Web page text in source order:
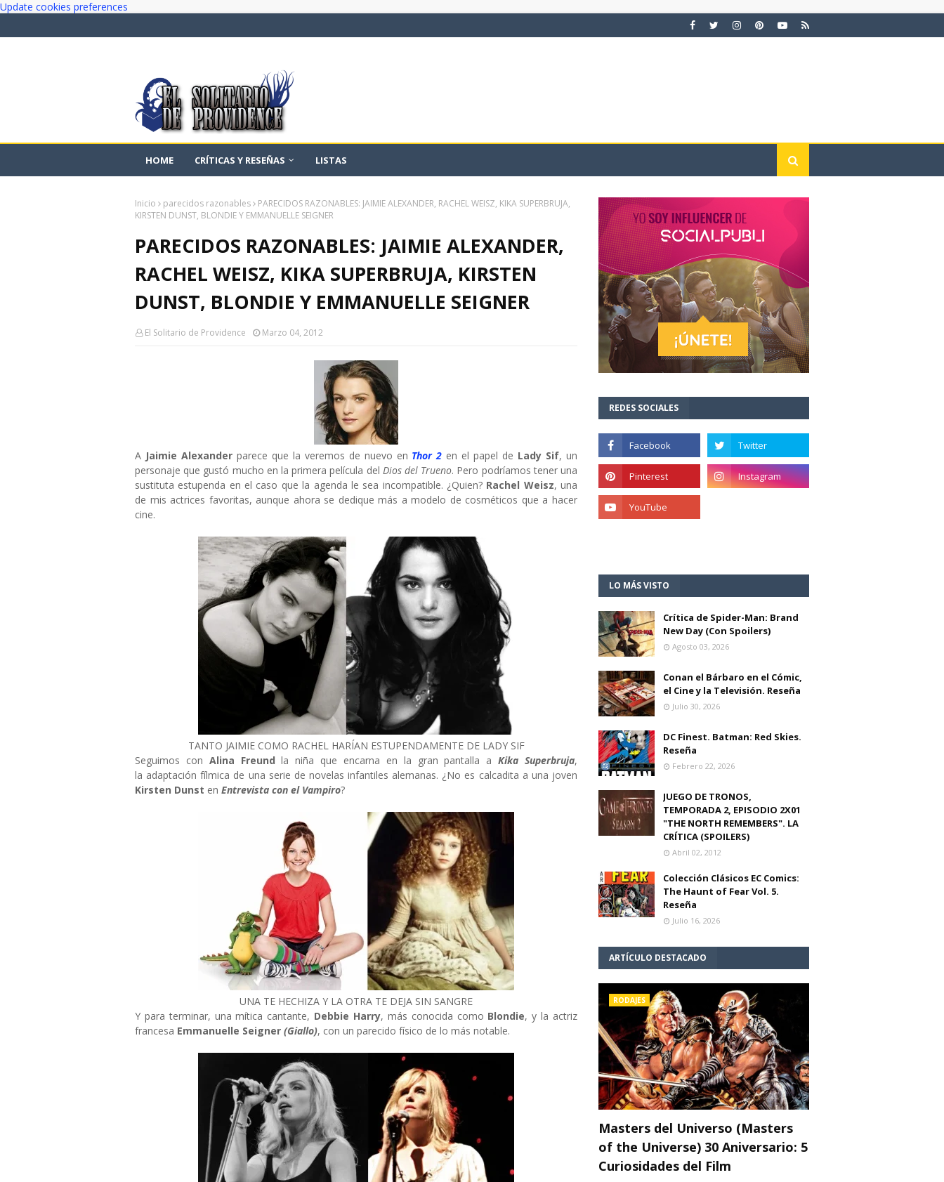
Update cookies preferences
HOME CRÍTICAS Y RESEÑAS LISTAS
Inicio parecidos razonables
PARECIDOS RAZONABLES: JAIMIE ALEXANDER, RACHEL WEISZ, KIKA SUPERBRUJA,
KIRSTEN DUNST, BLONDIE Y EMMANUELLE SEIGNER
PARECIDOS RAZONABLES: JAIMIE ALEXANDER,
RACHEL WEISZ, KIKA SUPERBRUJA, KIRSTEN
DUNST, BLONDIE Y EMMANUELLE SEIGNER
El Solitario de Providence Marzo 04, 2012
A Jaimie Alexanderparece que la veremos de nuevo en Thor 2 en el papel de Lady Sif, un
personaje que gustó mucho en la primera película del Dios del Trueno. Pero podríamos tener una
sustituta estupenda en el caso que la agenda le sea incompatible. ¿Quien? Rachel Weisz, una
de mis actrices favoritas, aunque ahora se dedique más a modelo de cosméticos que a hacer
cine.
TANTO JAIMIE COMO RACHEL HARÍAN ESTUPENDAMENTE DE LADY SIF
Seguimos con Alina Freundla niña que encarna en la gran pantalla aKika Superbruja,
la adaptación fílmica de una serie de novelas infantiles alemanas. ¿No es calcadita a una joven
Kirsten Dunst en Entrevista con el Vampiro?
UNA TE HECHIZA Y LA OTRA TE DEJA SIN SANGRE
Y para terminar, una mítica cantante, Debbie Harry, más conocida como Blondie, y la actriz
francesa Emmanuelle Seigner (Giallo), con un parecido físico de lo más notable.
REDES SOCIALES
LO MÁS VISTO
Crítica de Spider-Man: Brand
New Day (Con Spoilers)
Agosto 03, 2026
Conan el Bárbaro en el Cómic,
el Cine y la Televisión. Reseña
Julio 30, 2026
DC Finest. Batman: Red Skies.
Reseña
Febrero 22, 2026
JUEGO DE TRONOS,
TEMPORADA 2, EPISODIO 2X01
"THE NORTH REMEMBERS". LA
CRÍTICA (SPOILERS)
Abril 02, 2012
Colección Clásicos EC Comics:
The Haunt of Fear Vol. 5.
Reseña
Julio 16, 2026
ARTÍCULO DESTACADO
RODAJES
Masters del Universo (Masters
of the Universe) 30 Aniversario: 5
Curiosidades del Film